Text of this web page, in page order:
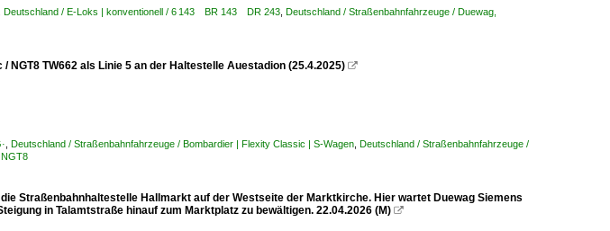
Deutschland / E-Loks | konventionell / 6 143 BR 143 DR 243 Deutschland / Straßenbahnfahrzeuge / Duewag,
TW662 als Linie 5 an der Haltestelle Auestadion (25.4.2025) 
Deutschland / Straßenbahnfahrzeuge / Bombardier | Flexity Classic | S-Wagen Deutschland / Straßenbahnfahrzeuge /
Straßenbahnhaltestelle Hallmarkt auf der Westseite der Marktkirche. Hier wartet Duewag Siemens
in Talamtstraße hinauf zum Marktplatz zu bewältigen. 22.04.2026 (M) 